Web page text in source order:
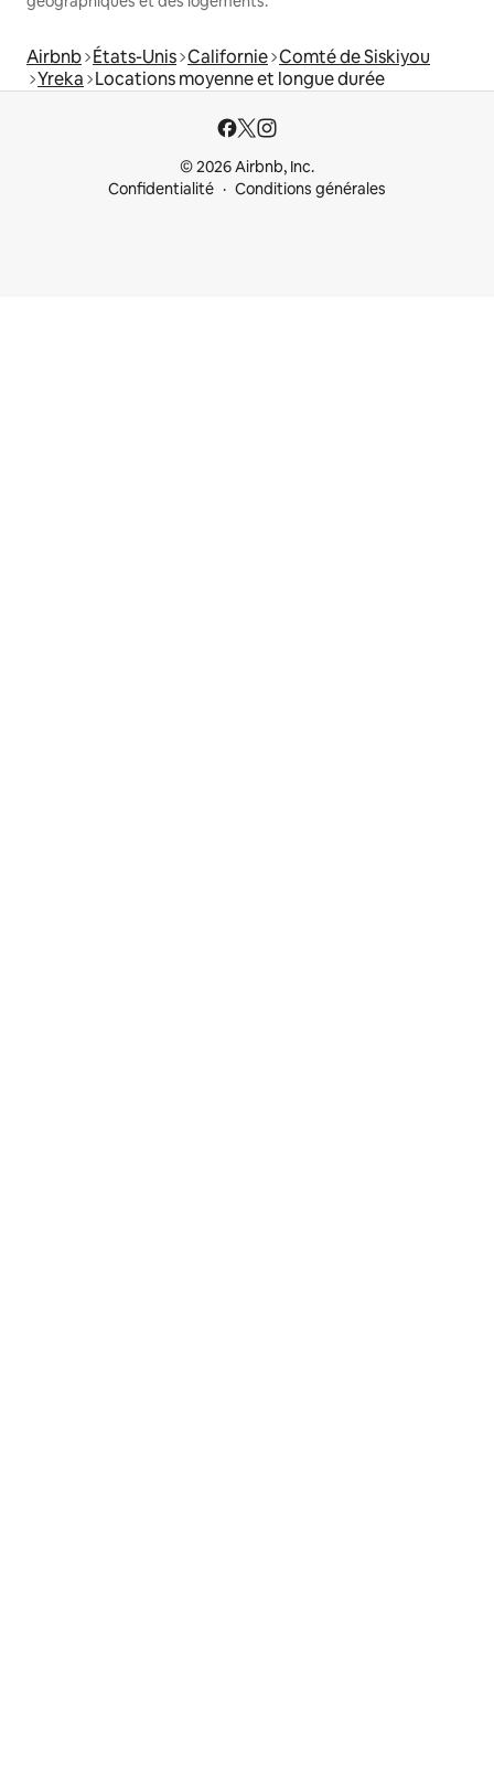
Airbnb États-Unis Californie Comté de Siskiyou
Yreka Locations moyenne et longue durée
© 2026 Airbnb, Inc.
Confidentialité
Conditions générales